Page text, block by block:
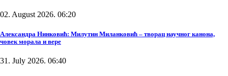
02. August 2026. 06:20
Александра Нинковић: Милутин Миланковић – творац научног канона,
човек морала и вере
31. July 2026. 06:40